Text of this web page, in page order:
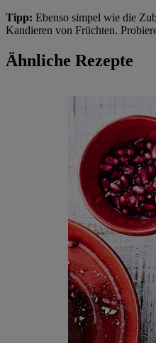
Tipp: Ebenso simpel wie die
Kandieren von Früchten.
Ähnliche Rezepte